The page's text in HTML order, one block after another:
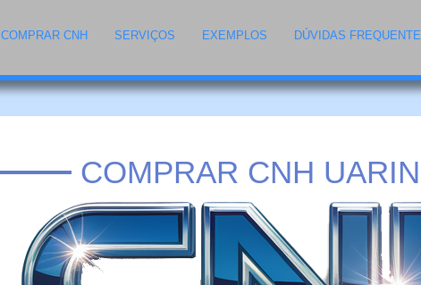
COMPRAR CNH SERVIÇOS EXEMPLOS DÚVIDAS
COMPRAR CNH